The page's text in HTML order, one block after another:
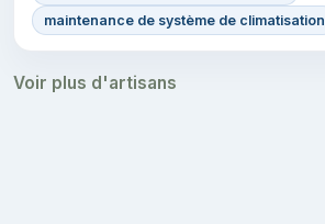
maintenance de système de climatisation
Voir plus d'artisans